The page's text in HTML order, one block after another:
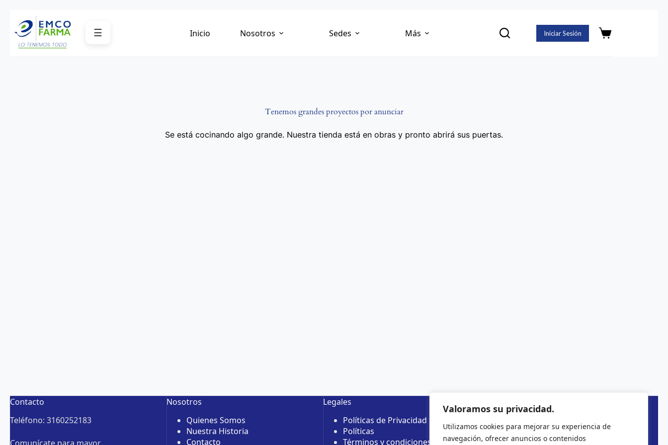
Valoramos su privacidad.
Utilizamos cookies para mejorar su experiencia de
navegación, ofrecer anuncios o contenidos
contenido
☰ Inicio Nosotros Sedes Más Iniciar Sesión
Carro
Tenemos grandes proyectos por anunciar
Se está cocinando algo grande. Nuestra tienda está en obras y pronto abrirá sus puertas.
Contacto
Teléfono: 3160252183
Nosotros
Quienes Somos
Nuestra Historia
Contacto
Legales
Políticas de Privacidad
Políticas
Términos y condiciones